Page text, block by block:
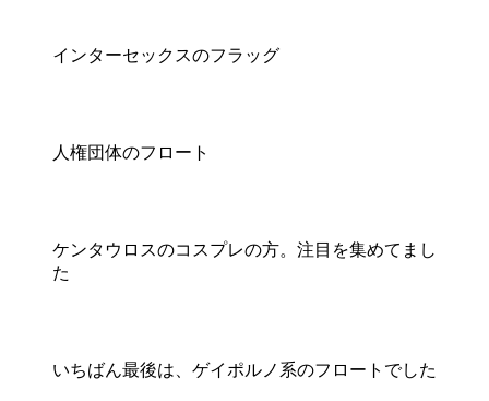
インターセックスのフラッグ
人権団体のフロート
ケンタウロスのコスプレの方。注目を集めてまし
た
いちばん最後は、ゲイポルノ系のフロートでした